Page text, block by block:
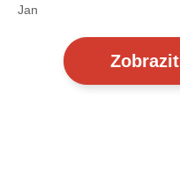
Jan